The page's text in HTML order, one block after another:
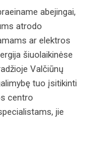
abejingai,
atrodo
ar elektros
šiuolaikinėse
Valčiūnų
tuo įsitikinti
centro
jie